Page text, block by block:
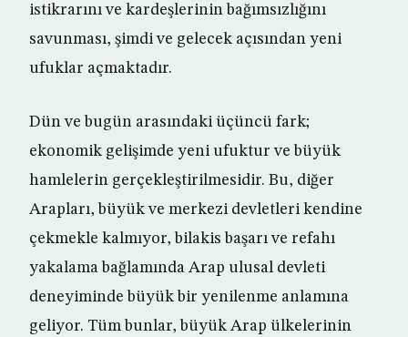
istikrarını ve kardeşlerinin bağımsızlığını
savunması, şimdi ve gelecek açısından yeni
ufuklar açmaktadır.
Dün ve bugün arasındaki üçüncü fark;
ekonomik gelişimde yeni ufuktur ve büyük
hamlelerin gerçekleştirilmesidir. Bu, diğer
Arapları, büyük ve merkezi devletleri kendine
çekmekle kalmıyor, bilakis başarı ve refahı
yakalama bağlamında Arap ulusal devleti
deneyiminde büyük bir yenilenme anlamına
geliyor. Tüm bunlar, büyük Arap ülkelerinin